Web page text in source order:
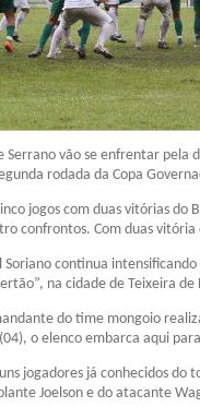
Serrano vão se enfrentar pela
rodada da Copa
jogos com duas vitórias do
confrontos. Com duas vitória
continua
na cidade de Teixeira de
do time mongoio
o elenco embarca aqui
jogadores já conhecidos do
Joelson e do atacante